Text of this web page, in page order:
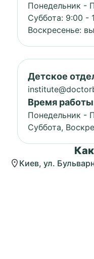
Понедельник -
Суббота: 9:00 -
Воскресенье:
Детское
Время
Понедельник -
Суббота,
Киев, ул.